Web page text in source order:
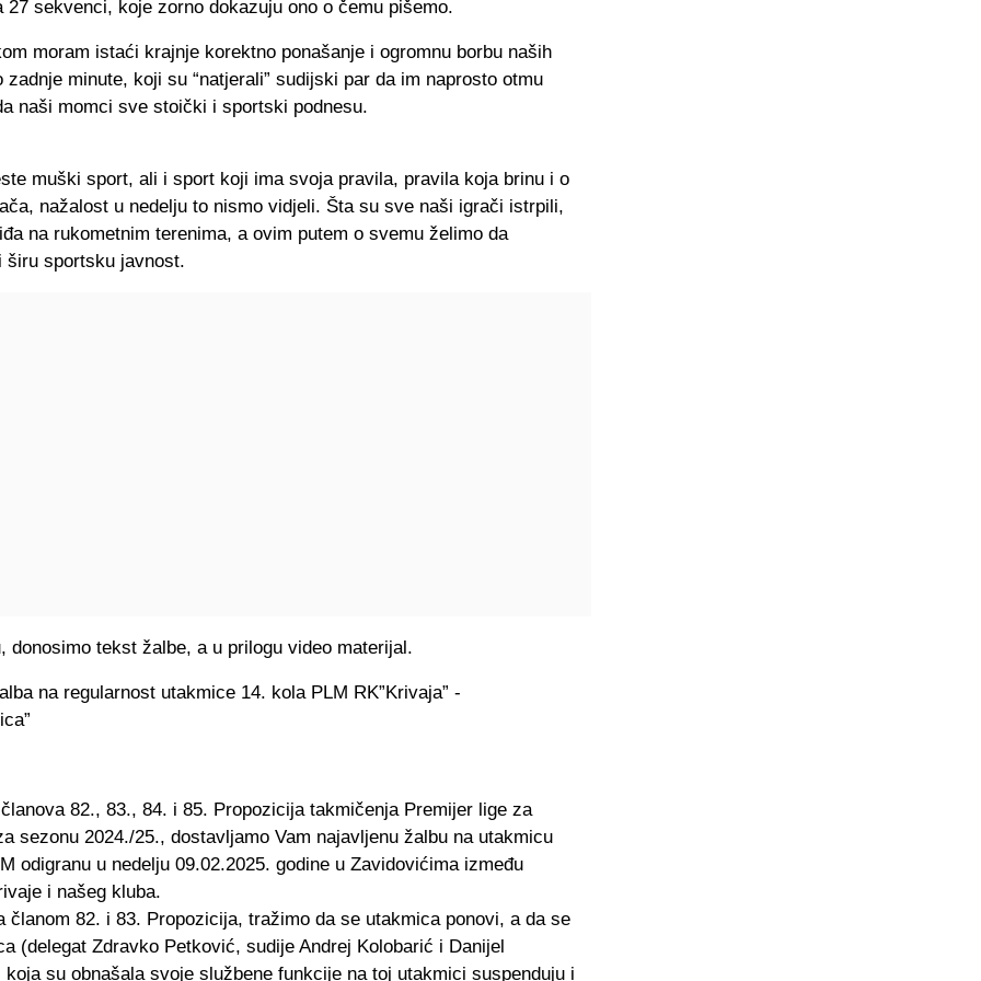
27 sekvenci, koje zorno dokazuju ono o čemu pišemo.
moram istaći krajnje korektno ponašanje i ogromnu borbu naših
zadnje minute, koji su “natjerali” sudijski par da im naprosto otmu
naši momci sve stoički i sportski podnesu.
muški sport, ali i sport koji ima svoja pravila, pravila koja brinu i o
nažalost u nedelju to nismo vidjeli. Šta su sve naši igrači istrpili,
na rukometnim terenima, a ovim putem o svemu želimo da
širu sportsku javnost.
donosimo tekst žalbe, a u prilogu video materijal.
na regularnost utakmice 14. kola PLM RK”Krivaja” -
82., 83., 84. i 85. Propozicija takmičenja Premijer lige za
sezonu 2024./25., dostavljamo Vam najavljenu žalbu na utakmicu
odigranu u nedelju 09.02.2025. godine u Zavidovićima između
i našeg kluba.
članom 82. i 83. Propozicija, tražimo da se utakmica ponovi, a da se
(delegat Zdravko Petković, sudije Andrej Kolobarić i Danijel
su obnašala svoje službene funkcije na toj utakmici suspenduju i